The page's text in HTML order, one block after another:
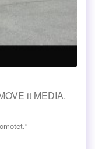
it MEDIA.